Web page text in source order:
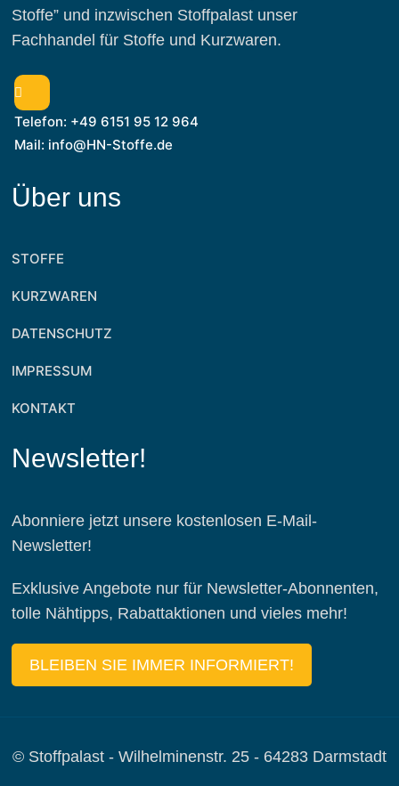
Stoffe” und inzwischen Stoffpalast unser
Fachhandel für Stoffe und Kurzwaren.
Telefon: +49 6151 95 12 964
Mail: info@HN-Stoffe.de
Über uns
STOFFE
KURZWAREN
DATENSCHUTZ
IMPRESSUM
KONTAKT
Newsletter!
Abonniere jetzt unsere kostenlosen E-Mail-
Newsletter!
Exklusive Angebote nur für Newsletter-Abonnenten,
tolle Nähtipps, Rabattaktionen und vieles mehr!
BLEIBEN SIE IMMER INFORMIERT!
© Stoffpalast - Wilhelminenstr. 25 - 64283 Darmstadt